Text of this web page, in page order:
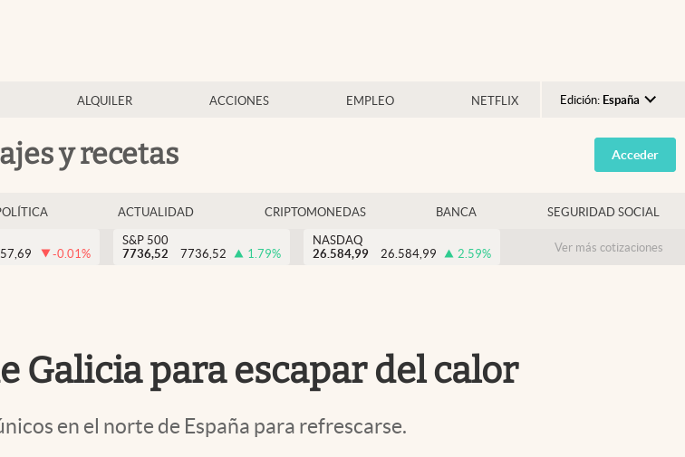
ALQUILER ACCIONES EMPLEO NETFLIX Edición: España
Argentina
España
USA
Colombia
y recetas Acceder
ACTUALIDAD CRIPTOMONEDAS BANCA SEGURIDAD SOCIAL
-0.01%
S&P 500
7736,52
7736,52 1.79%
NASDAQ
26.584,99
26.584,99 2.59% Ver más cotizaciones
Galicia para escapar del calor
en el norte de España para refrescarse.